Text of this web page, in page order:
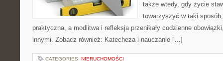
także wtedy, gdy życie
towarzyszyć w taki
praktyczna, a modlitwa i refleksja przenikały codzienne
innymi. Zobacz również: Katecheza i nauczanie […]
CATEGORIES: NIERUCHOMOŚCI